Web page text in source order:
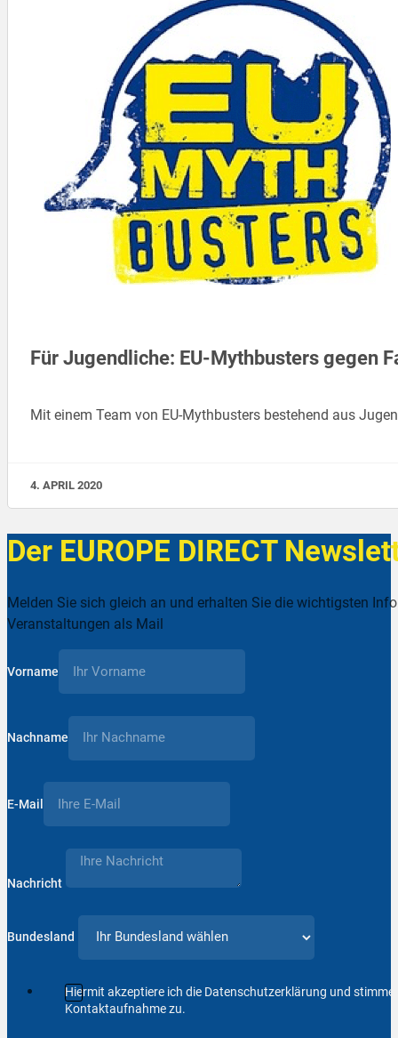
Für Jugendliche: EU-Mythbusters gegen
Mit einem Team von EU-Mythbusters bestehend aus
4. APRIL 2020
Der EUROPE DIRECT
Melden Sie sich gleich an und erhalten Sie die wichtigsten
Veranstaltungen als Mail
Vorname
Nachname
E-Mail
Nachricht
Bundesland
Hiermit akzeptiere ich die Datenschutzerklärung und
Kontaktaufnahme zu.